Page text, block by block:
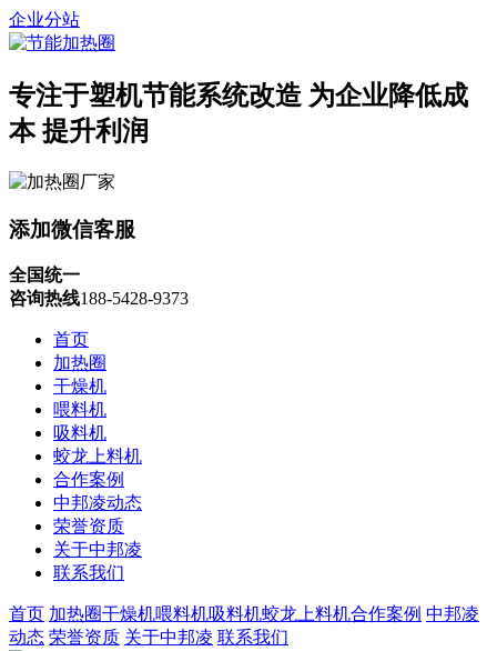
企业分站
专注于塑机节能系统改造 为企业降低成
本 提升利润
添加微信客服
全国统一
咨询热线188-5428-9373
首页
加热圈
干燥机
喂料机
吸料机
蛟龙上料机
合作案例
中邦凌动态
荣誉资质
关于中邦凌
联系我们
首页 加热圈干燥机喂料机吸料机蛟龙上料机合作案例 中邦凌
动态 荣誉资质 关于中邦凌 联系我们